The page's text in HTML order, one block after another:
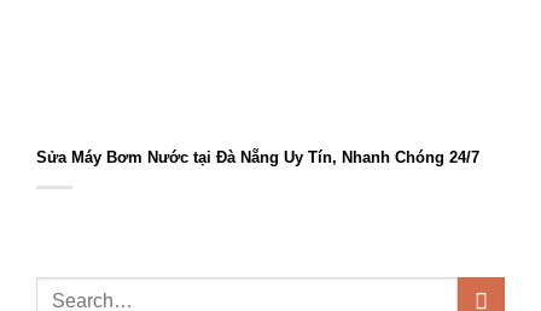
Sửa Máy Bơm Nước tại Đà Nẵng Uy Tín, Nhanh Chóng 24/7